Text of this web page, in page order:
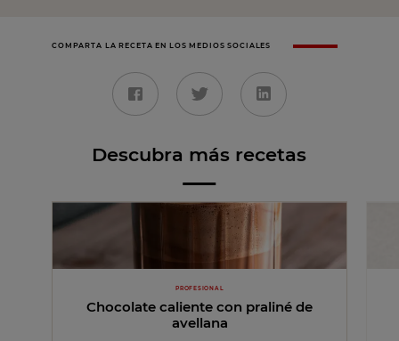
COMPARTA LA RECETA EN LOS MEDIOS SOCIALES
Descubra más recetas
PROFESIONAL
Chocolate caliente con praliné de
avellana